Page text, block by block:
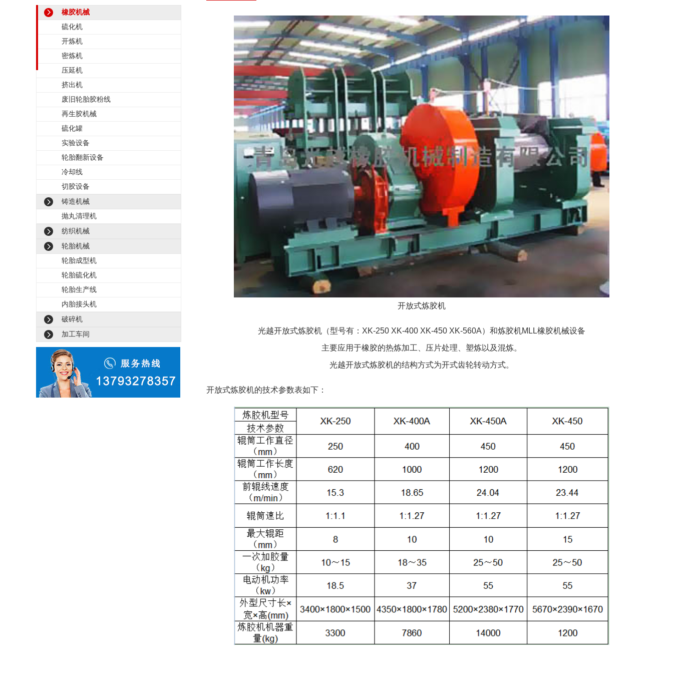
橡胶机械
硫化机
开炼机
密炼机
压延机
挤出机
废旧轮胎胶粉线
再生胶机械
硫化罐
实验设备
轮胎翻新设备
冷却线
切胶设备
铸造机械
抛丸清理机
纺织机械
轮胎机械
轮胎成型机
轮胎硫化机
轮胎生产线
内胎接头机
破碎机
加工车间
开放式炼胶机
光越开放式炼胶机（型号有：XK-250 XK-400 XK-450 XK-560A）和炼胶机MLL橡胶机械设备
主要应用于橡胶的热炼加工、压片处理、塑炼以及混炼。
光越开放式炼胶机的结构方式为开式齿轮转动方式。
开放式炼胶机的技术参数表如下：